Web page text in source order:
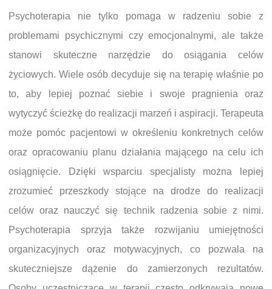
Psychoterapia nie tylko pomaga w radzeniu sobie z
problemami psychicznymi czy emocjonalnymi, ale także
stanowi skuteczne narzędzie do osiągania celów
życiowych. Wiele osób decyduje się na terapię właśnie po
to, aby lepiej poznać siebie i swoje pragnienia oraz
wytyczyć ścieżkę do realizacji marzeń i aspiracji. Terapeuta
może pomóc pacjentowi w określeniu konkretnych celów
oraz opracowaniu planu działania mającego na celu ich
osiągnięcie. Dzięki wsparciu specjalisty można lepiej
zrozumieć przeszkody stojące na drodze do realizacji
celów oraz nauczyć się technik radzenia sobie z nimi.
Psychoterapia sprzyja także rozwijaniu umiejętności
organizacyjnych oraz motywacyjnych, co pozwala na
skuteczniejsze dążenie do zamierzonych rezultatów.